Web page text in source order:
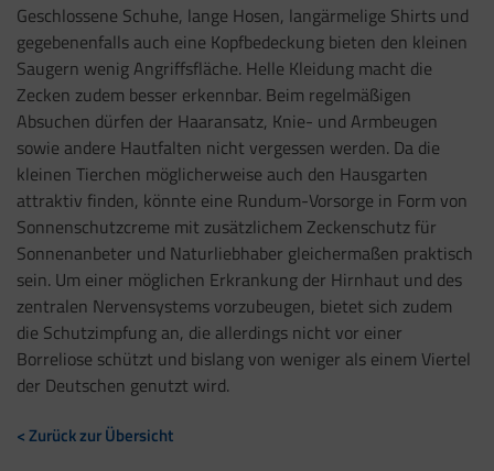
Geschlossene Schuhe, lange Hosen, langärmelige Shirts und
gegebenenfalls auch eine Kopfbedeckung bieten den kleinen
Saugern wenig Angriffsfläche. Helle Kleidung macht die
Zecken zudem besser erkennbar. Beim regelmäßigen
Absuchen dürfen der Haaransatz, Knie- und Armbeugen
sowie andere Hautfalten nicht vergessen werden. Da die
kleinen Tierchen möglicherweise auch den Hausgarten
attraktiv finden, könnte eine Rundum-Vorsorge in Form von
Sonnenschutzcreme mit zusätzlichem Zeckenschutz für
Sonnenanbeter und Naturliebhaber gleichermaßen praktisch
sein. Um einer möglichen Erkrankung der Hirnhaut und des
zentralen Nervensystems vorzubeugen, bietet sich zudem
die Schutzimpfung an, die allerdings nicht vor einer
Borreliose schützt und bislang von weniger als einem Viertel
der Deutschen genutzt wird.
< Zurück zur Übersicht